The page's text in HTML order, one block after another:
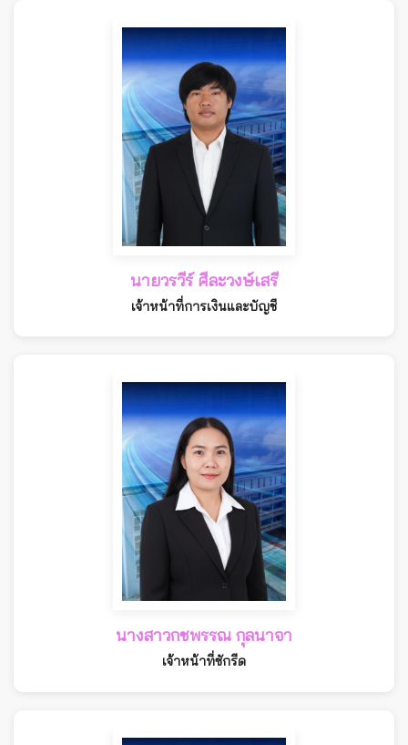
นายวรวีร์ ศีละวงษ์เสรี
เจ้าหน้าที่การเงินและบัญชี
นางสาวกชพรรณ กุลนาจา
เจ้าหน้าที่ซักรีด